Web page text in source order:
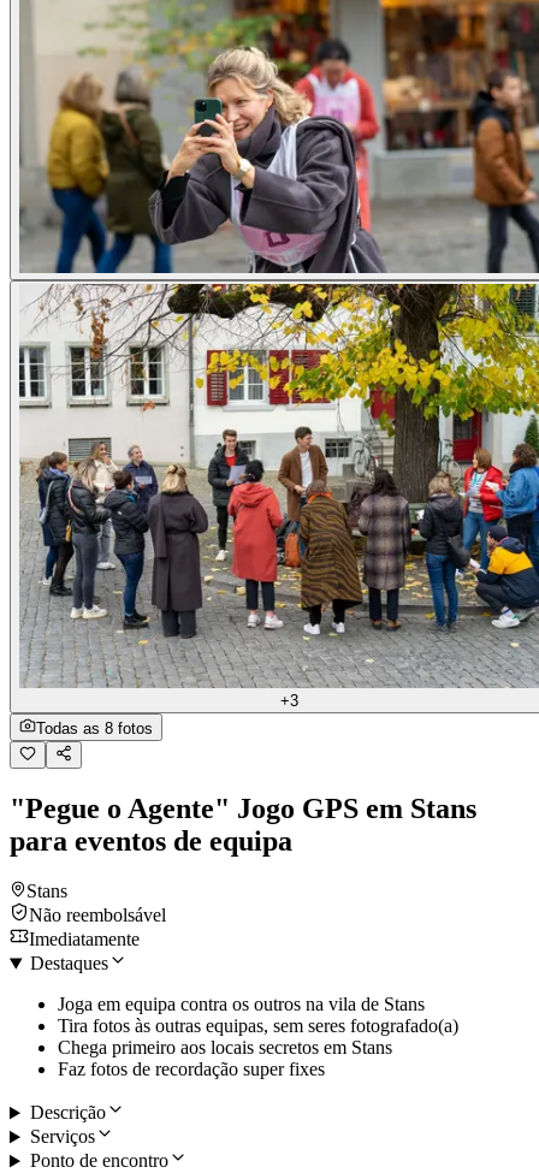
+3
Todas as 8 fotos
"Pegue o Agente" Jogo GPS em Stans
para eventos de equipa
Stans
Não reembolsável
Imediatamente
Destaques
Joga em equipa contra os outros na vila de Stans
Tira fotos às outras equipas, sem seres fotografado(a)
Chega primeiro aos locais secretos em Stans
Faz fotos de recordação super fixes
Descrição
Serviços
Ponto de encontro